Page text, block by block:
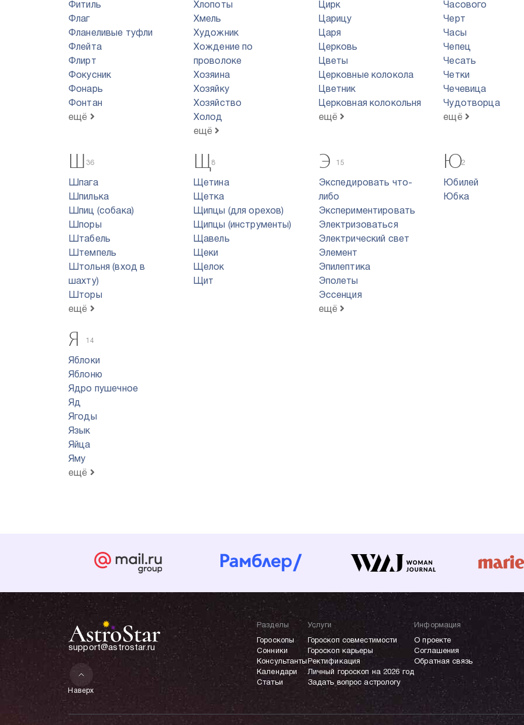
Фитиль
Флаг
Фланеливые туфли
Флейта
Флирт
Фокусник
Фонарь
Фонтан
ещё
Хлопоты
Хмель
Художник
Хождение по
проволоке
Хозяина
Хозяйку
Хозяйство
Холод
ещё
Цирк
Царицу
Царя
Церковь
Цветы
Церковные колокола
Цветник
Церковная колокольня
ещё
Часового
Черт
Часы
Чепец
Чесать
Четки
Чечевица
Чудотворца
ещё
Ш 36
Шпага
Шпилька
Шпиц (собака)
Шпоры
Штабель
Штемпель
Штольня (вход в
шахту)
Шторы
ещё
Щ8
Щетина
Щетка
Щипцы (для орехов)
Щипцы (инструменты)
Щавель
Щеки
Щелок
Щит
Э 15
Экспедировать что-
либо
Экспериментировать
Электризоваться
Электрический свет
Элемент
Эпилептика
Эполеты
Эссенция
ещё
Ю2
Юбилей
Юбка
Я 14
Яблоки
Яблоню
Ядро пyшeчнoe
Яд
Ягоды
Язык
Яйца
Яму
ещё
support@astrostar.ru
Наверх
Разделы
Гороскопы
Сонники
Консультанты
Календари
Статьи
Услуги
Гороскоп совместимости
Гороскоп карьеры
Ректификация
Личный гороскоп на 2026 год
Задать вопрос астрологу
Информация
О проекте
Соглашения
Обратная связь